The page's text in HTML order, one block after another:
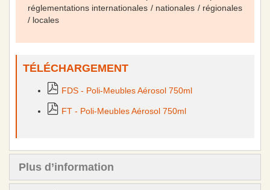
réglementations internationales / nationales / régionales
/ locales
TÉLÉCHARGEMENT
FDS - Poli-Meubles Aérosol 750ml
FT - Poli-Meubles Aérosol 750ml
Plus d’information